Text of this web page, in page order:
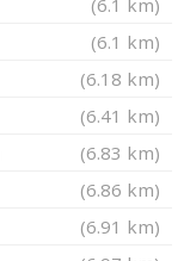
(6.1 km)
(6.1 km)
(6.18 km)
(6.41 km)
(6.83 km)
(6.86 km)
(6.91 km)